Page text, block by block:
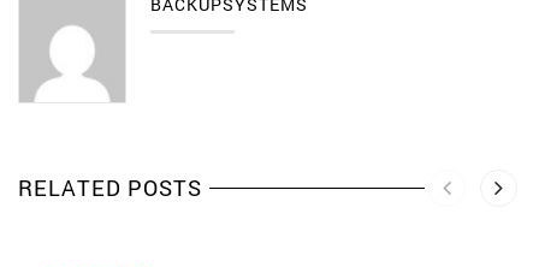
RELATED POSTS